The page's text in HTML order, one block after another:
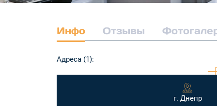
Инфо Отзывы
Адреса (1):
г. Днепр